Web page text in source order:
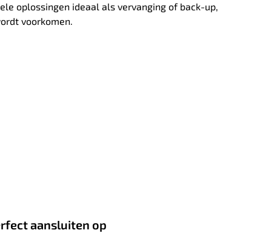
oplossingen ideaal als vervanging of back-up,
voorkomen.
aansluiten op